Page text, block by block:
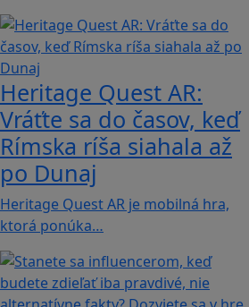
Heritage Quest AR:
Vráťte sa do časov, keď
Rímska ríša siahala až
po Dunaj
Heritage Quest AR je mobilná hra,
ktorá ponúka…